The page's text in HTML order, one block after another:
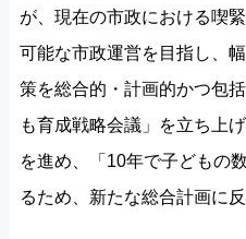
が、現在の市政における喫
可能な市政運営を目指し、
策を総合的・計画的かつ包
も育成戦略会議」を立ち上
を進め、「10年で子どもの
るため、新たな総合計画に